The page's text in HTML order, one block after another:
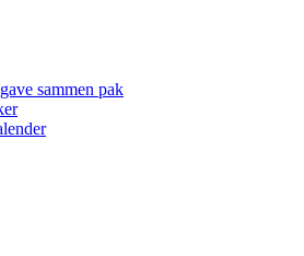
sammen pak